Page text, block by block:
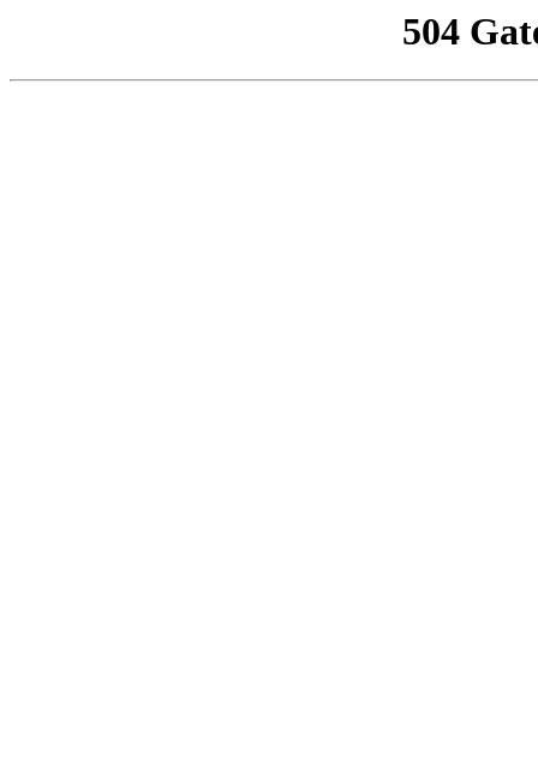
504